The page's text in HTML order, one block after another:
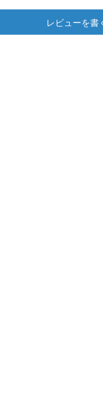
レビューを書